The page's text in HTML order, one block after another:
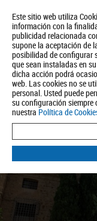
Este sitio web utiliza
información con la
publicidad relacionada
supone la aceptación de
posibilidad de configurar
que sean instaladas en
dicha acción podrá
web. Las cookies no se
personal. Usted puede
su configuración siempre
nuestra Política de
Quiénes